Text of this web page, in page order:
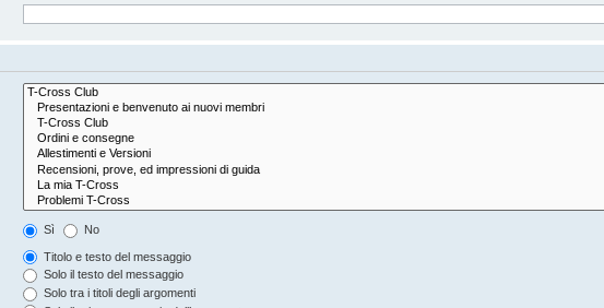
Sì No
Titolo e testo del messaggio
Solo il testo del messaggio
Solo tra i titoli degli argomenti